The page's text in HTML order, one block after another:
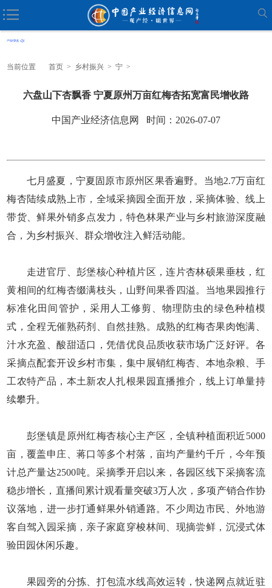
当前位置 首页 > 乡村振兴 > 宁 >
六盘山下杏飘香 宁夏原州万亩红梅杏拓宽富民增收路
中国产业经济信息网 时间：2026-07-07
七月盛夏，宁夏固原市原州区果香遍野。当地2.7万亩红
梅杏陆续成熟上市，全域采摘园全面开放，采摘体验、线上
带货、鲜果外销多点发力，特色林果产业与乡村旅游深度融
合，为乡村振兴、群众增收注入鲜活动能。
走进官厅、彭堡核心种植片区，连片杏林硕果垂枝，红
黄相间的红梅杏缀满枝头，山野间果香四溢。当地果园推行
标准化田间管护，采用人工修剪、物理防虫的绿色种植模
式，全程无催熟药剂、自然挂熟。成熟的红梅杏果肉饱满、
汁水充盈、酸甜适口，凭借优良品质收获市场广泛好评。各
采摘点配套开设乡村市集，集中展销红梅杏、本地杂粮、手
工农特产品，本土新农人扎根果园直播推介，线上订单量持
续攀升。
彭堡镇是原州红梅杏核心主产区，全镇种植面积近5000
亩，覆盖申庄、蒋口等多个村落，亩均产量约千斤，今年预
计总产量达2500吨。采摘季开启以来，各园区线下采摘客流
稳步增长，直播间累计观看量突破3万人次，多项产销合作协
议落地，进一步打通鲜果外销通路。不少周边市民、外地游
客自驾入园采摘，亲子家庭穿梭林间、现摘尝鲜，沉浸式体
验田园休闲乐趣。
果园旁的分拣、打包流水线高效运转，快递网点就近驻